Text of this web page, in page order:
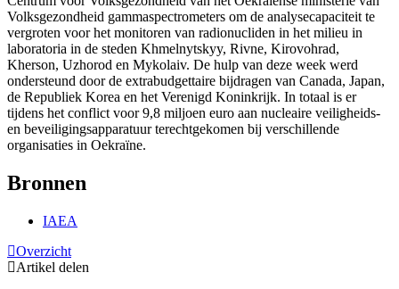
Volksgezondheid gammaspectrometers om de analysecapaciteit te
vergroten voor het monitoren van radionucliden in het milieu in
laboratoria in de steden Khmelnytskyy, Rivne, Kirovohrad,
Kherson, Uzhorod en Mykolaiv. De hulp van deze week werd
ondersteund door de extrabudgettaire bijdragen van Canada, Japan,
de Republiek Korea en het Verenigd Koninkrijk. In totaal is er
tijdens het conflict voor 9,8 miljoen euro aan nucleaire veiligheids-
en beveiligingsapparatuur terechtgekomen bij verschillende
organisaties in Oekraïne.
Bronnen
IAEA
Overzicht
Artikel delen